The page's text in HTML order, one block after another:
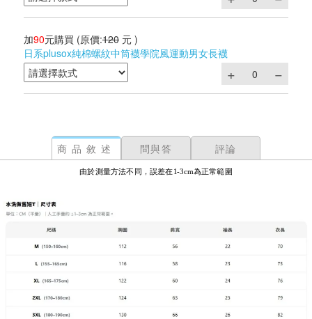
加90元購買 (原價:120 元 )
日系plusox純棉螺紋中筒襪學院風運動男女長襪
商品敘述 問與答 評論